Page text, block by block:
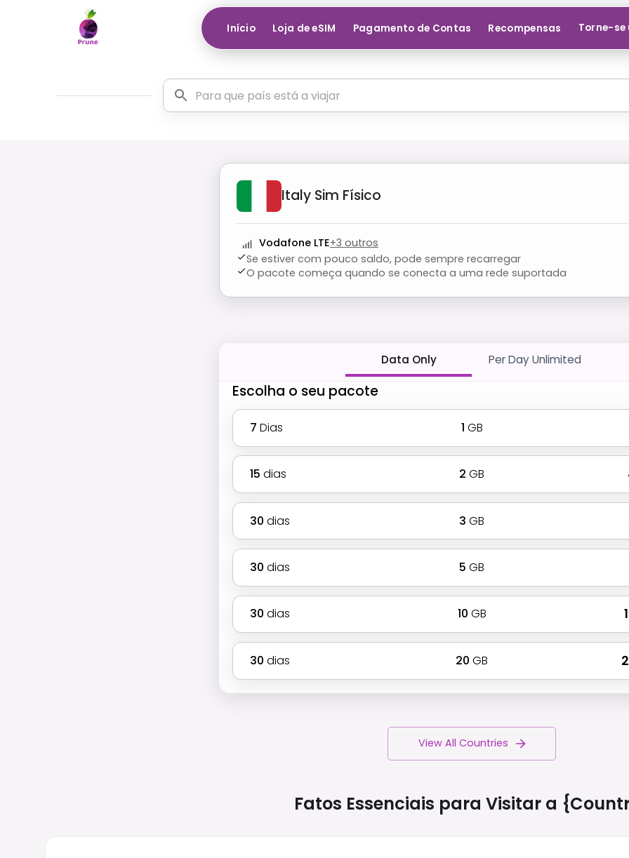
Início Loja de eSIM Pagamento de Contas Recompensas Torne-se
Italy Sim Físico
Vodafone LTE+3 outros
Se estiver com pouco saldo, pode sempre recarregar
O pacote começa quando se conecta a uma rede suportada
Data Only Per Day Unlimited
Escolha o seu pacote
7 Dias 1 GB
15 dias 2 GB
30 dias 3 GB
30 dias 5 GB
30 dias 10 GB
30 dias 20 GB
View All Countries
Fatos Essenciais para Visitar a